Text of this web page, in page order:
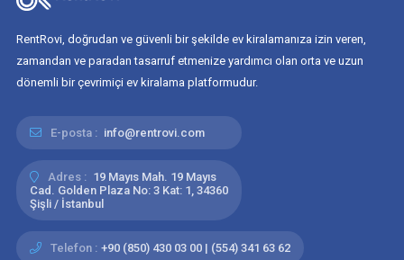
RentRovi, doğrudan ve güvenli bir şekilde ev kiralamanıza izin veren,
zamandan ve paradan tasarruf etmenize yardımcı olan orta ve uzun
dönemli bir çevrimiçi ev kiralama platformudur.
E-posta : info@rentrovi.com
Adres : 19 Mayıs Mah. 19 Mayıs
Cad. Golden Plaza No: 3 Kat: 1, 34360
Şişli / İstanbul
Telefon : +90 (850) 430 03 00 | (554) 341 63 62